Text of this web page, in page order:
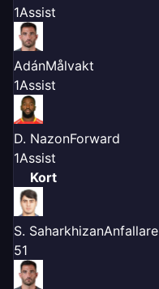
1Assist
AdánMålvakt
1Assist
D. NazonForward
1Assist
Kort
S. SaharkhizanAnfallare
51